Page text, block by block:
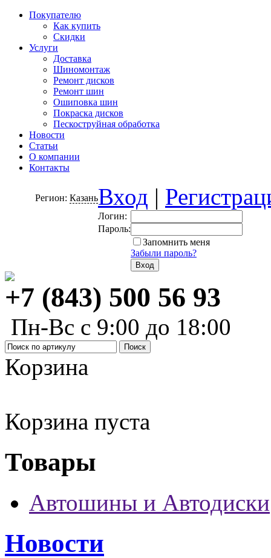
Покупателю
Как купить
Скидки
Услуги
Доставка
Шиномонтаж
Ремонт дисков
Ремонт шин
Ошиповка шин
Покраска дисков
Пескоструйная обработка
Новости
Статьи
О компании
Контакты
Регион: КазаньВход |
Логин:
Пароль:
Запомнить меня
Забыли пароль?
+7 (843) 500 56 93
Пн-Вс с 9:00 до 18:00
Корзина
Корзина пуста
Товары
Автошины и Автодиски
Новости